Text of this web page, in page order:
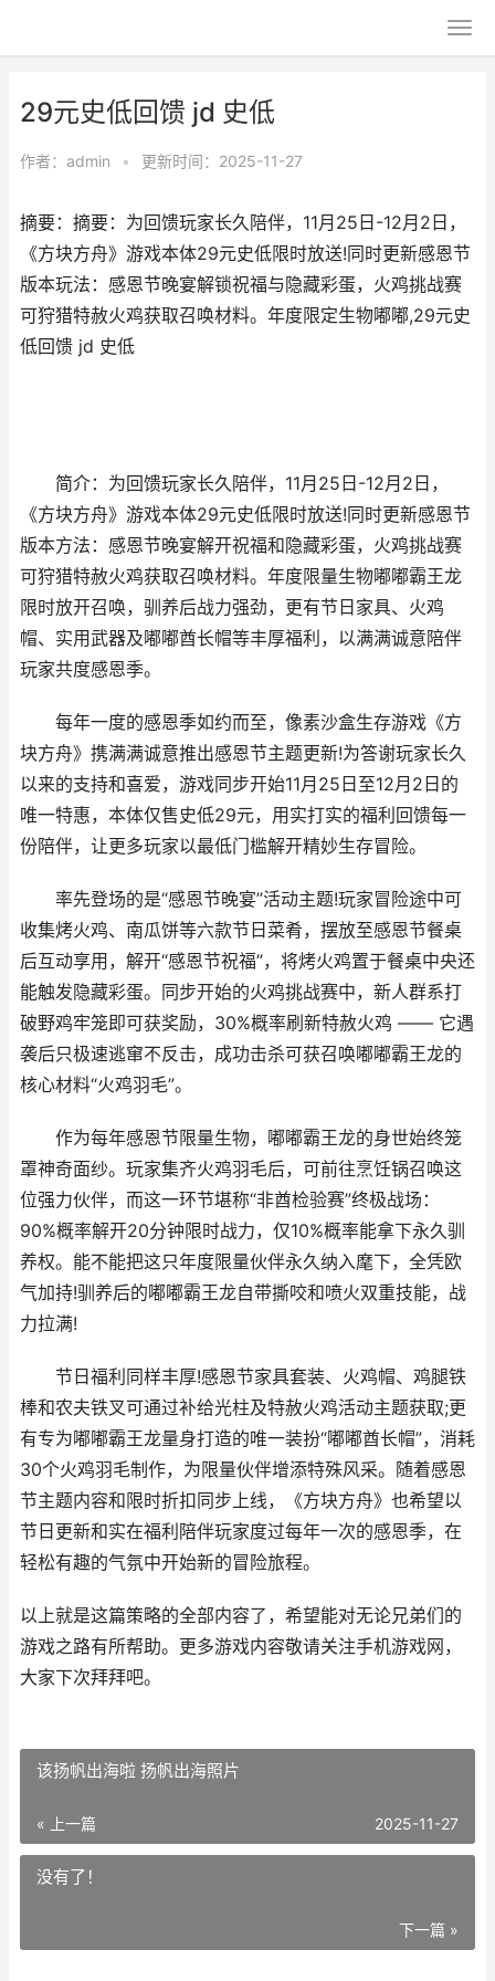
29元史低回馈 jd 史低
作者： admin • 更新时间：2025-11-27
摘要：摘要：为回馈玩家长久陪伴，11月25日-12月2日，
《方块方舟》游戏本体29元史低限时放送!同时更新感恩节
版本玩法：感恩节晚宴解锁祝福与隐藏彩蛋，火鸡挑战赛
可狩猎特赦火鸡获取召唤材料。年度限定生物嘟嘟,29元史
低回馈 jd 史低
简介：为回馈玩家长久陪伴，11月25日-12月2日，
《方块方舟》游戏本体29元史低限时放送!同时更新感恩节
版本方法：感恩节晚宴解开祝福和隐藏彩蛋，火鸡挑战赛
可狩猎特赦火鸡获取召唤材料。年度限量生物嘟嘟霸王龙
限时放开召唤，驯养后战力强劲，更有节日家具、火鸡
帽、实用武器及嘟嘟酋长帽等丰厚福利，以满满诚意陪伴
玩家共度感恩季。
每年一度的感恩季如约而至，像素沙盒生存游戏《方
块方舟》携满满诚意推出感恩节主题更新!为答谢玩家长久
以来的支持和喜爱，游戏同步开始11月25日至12月2日的
唯一特惠，本体仅售史低29元，用实打实的福利回馈每一
份陪伴，让更多玩家以最低门槛解开精妙生存冒险。
率先登场的是“感恩节晚宴”活动主题!玩家冒险途中可
收集烤火鸡、南瓜饼等六款节日菜肴，摆放至感恩节餐桌
后互动享用，解开“感恩节祝福”，将烤火鸡置于餐桌中央还
能触发隐藏彩蛋。同步开始的火鸡挑战赛中，新人群系打
破野鸡牢笼即可获奖励，30%概率刷新特赦火鸡 —— 它遇
袭后只极速逃窜不反击，成功击杀可获召唤嘟嘟霸王龙的
核心材料“火鸡羽毛”。
作为每年感恩节限量生物，嘟嘟霸王龙的身世始终笼
罩神奇面纱。玩家集齐火鸡羽毛后，可前往烹饪锅召唤这
位强力伙伴，而这一环节堪称“非酋检验赛”终极战场：
90%概率解开20分钟限时战力，仅10%概率能拿下永久驯
养权。能不能把这只年度限量伙伴永久纳入麾下，全凭欧
气加持!驯养后的嘟嘟霸王龙自带撕咬和喷火双重技能，战
力拉满!
节日福利同样丰厚!感恩节家具套装、火鸡帽、鸡腿铁
棒和农夫铁叉可通过补给光柱及特赦火鸡活动主题获取;更
有专为嘟嘟霸王龙量身打造的唯一装扮“嘟嘟酋长帽”，消耗
30个火鸡羽毛制作，为限量伙伴增添特殊风采。随着感恩
节主题内容和限时折扣同步上线，《方块方舟》也希望以
节日更新和实在福利陪伴玩家度过每年一次的感恩季，在
轻松有趣的气氛中开始新的冒险旅程。
以上就是这篇策略的全部内容了，希望能对无论兄弟们的
游戏之路有所帮助。更多游戏内容敬请关注手机游戏网，
大家下次拜拜吧。
该扬帆出海啦 扬帆出海照片
« 上一篇 2025-11-27
没有了！
下一篇 »